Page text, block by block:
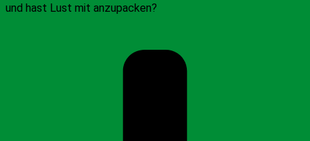
und hast Lust mit anzupacken?